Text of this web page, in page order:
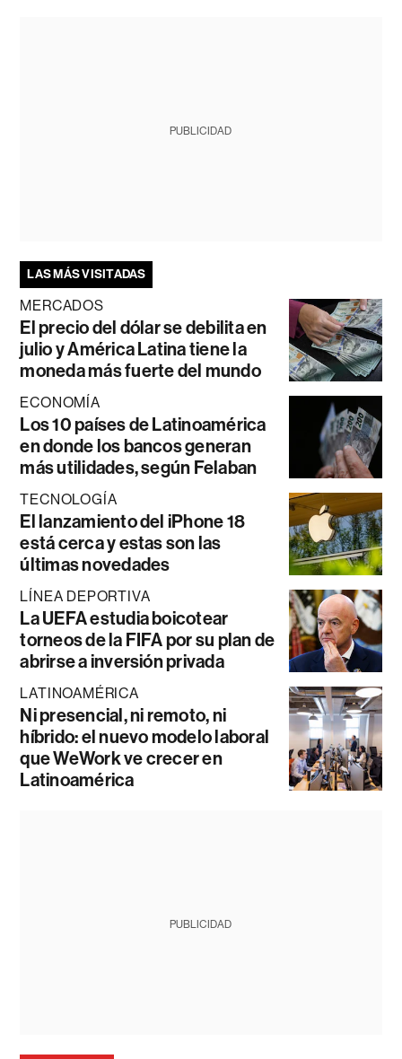
PUBLICIDAD
LAS MÁS VISITADAS
MERCADOS
El precio del dólar se debilita en
julio y América Latina tiene la
moneda más fuerte del mundo
ECONOMÍA
Los 10 países de Latinoamérica
en donde los bancos generan
más utilidades, según Felaban
TECNOLOGÍA
El lanzamiento del iPhone 18
está cerca y estas son las
últimas novedades
LÍNEA DEPORTIVA
La UEFA estudia boicotear
torneos de la FIFA por su plan de
abrirse a inversión privada
LATINOAMÉRICA
Ni presencial, ni remoto, ni
híbrido: el nuevo modelo laboral
que WeWork ve crecer en
Latinoamérica
PUBLICIDAD